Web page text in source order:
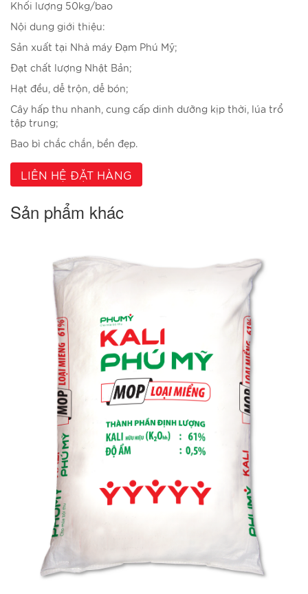
Khối lượng 50kg/bao
Nội dung giới thiệu:
Sản xuất tại Nhà máy Đạm Phú Mỹ;
Đạt chất lượng Nhật Bản;
Hạt đều, dễ trộn, dễ bón;
Cây hấp thu nhanh, cung cấp dinh dưỡng kịp thời, lúa trổ
tập trung;
Bao bì chắc chắn, bền đẹp.
LIÊN HỆ ĐẶT HÀNG
Sản phẩm khác